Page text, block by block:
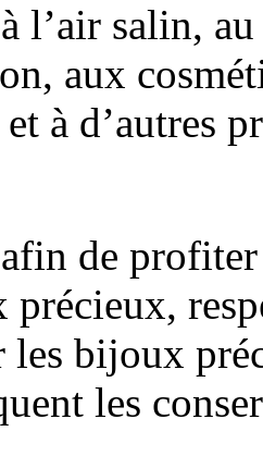
l’air salin,
aux
à d’autres
de
les bijoux
les